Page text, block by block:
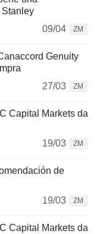
Stanley
09/04
ZM
Genuity
27/03
ZM
Capital Markets da
19/03
ZM
de
19/03
ZM
Capital Markets da